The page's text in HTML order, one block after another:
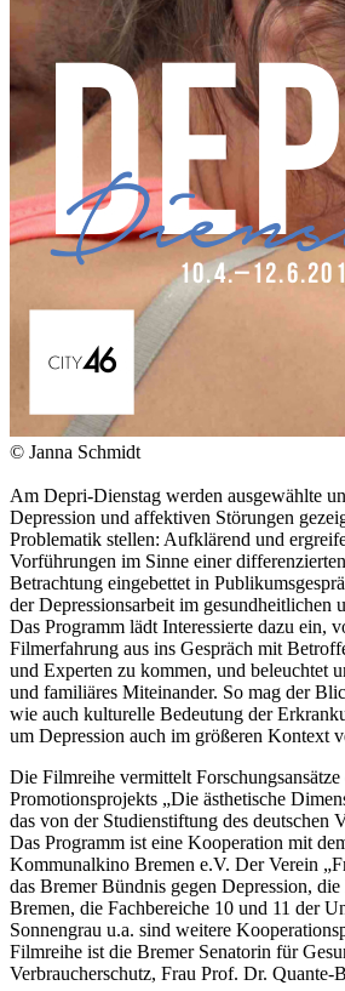
© Janna Schmidt
Am Depri-Dienstag werden ausgewählte
Depression und affektiven Störungen
Problematik stellen: Aufklärend und
Vorführungen im Sinne einer
Betrachtung eingebettet in
der Depressionsarbeit im gesundheitlichen
Das Programm lädt Interessierte dazu ein,
Filmerfahrung aus ins Gespräch mit
und Experten zu kommen, und beleuchtet
und familiäres Miteinander. So mag der
wie auch kulturelle Bedeutung der
um Depression auch im größeren Kontext
Die Filmreihe vermittelt Forschungsansätze
Promotionsprojekts „Die ästhetische
das von der Studienstiftung des deutschen
Das Programm ist eine Kooperation mit
Kommunalkino Bremen e.V. Der Verein
das Bremer Bündnis gegen Depression,
Bremen, die Fachbereiche 10 und 11 der
Sonnengrau u.a. sind weitere
Filmreihe ist die Bremer Senatorin für
Verbraucherschutz, Frau Prof. Dr. Quante-